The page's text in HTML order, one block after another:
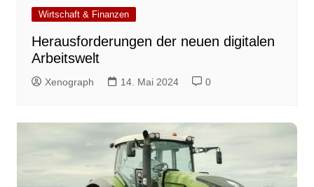
Wirtschaft & Finanzen
Herausforderungen der neuen digitalen
Arbeitswelt
Xenograph 14. Mai 2024 0